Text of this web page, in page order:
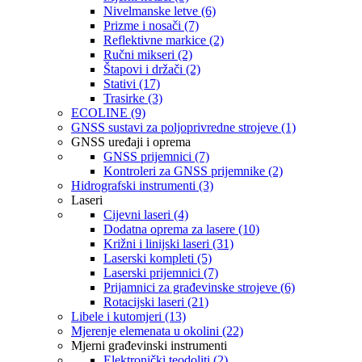
Nivelmanske letve (6)
Prizme i nosači (7)
Reflektivne markice (2)
Ručni mikseri (2)
Štapovi i držači (2)
Stativi (17)
Trasirke (3)
ECOLINE (9)
GNSS sustavi za poljoprivredne strojeve (1)
GNSS uređaji i oprema
GNSS prijemnici (7)
Kontroleri za GNSS prijemnike (2)
Hidrografski instrumenti (3)
Laseri
Cijevni laseri (4)
Dodatna oprema za lasere (10)
Križni i linijski laseri (31)
Laserski kompleti (5)
Laserski prijemnici (7)
Prijamnici za građevinske strojeve (6)
Rotacijski laseri (21)
Libele i kutomjeri (13)
Mjerenje elemenata u okolini (22)
Mjerni građevinski instrumenti